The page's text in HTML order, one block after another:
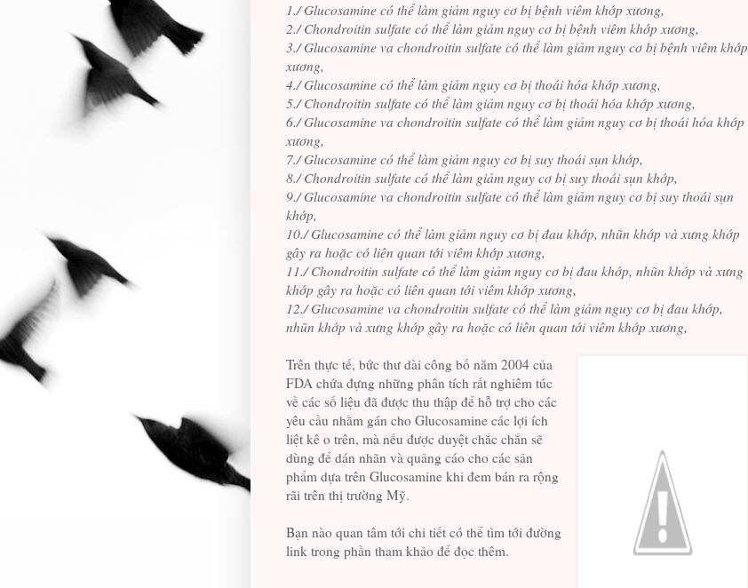
1./ Glucosamine có thể làm giảm nguy cơ bị bệnh viêm khớp xương,
2./ Chondroitin sulfate có thể làm giảm nguy cơ bị bệnh viêm khớp xương,
3./ Glucosamine va chondroitin sulfate có thể làm giảm nguy cơ bị bệnh viêm khớp
xương,
4./ Glucosamine có thể làm giảm nguy cơ bị thoái hóa khớp xương,
5./ Chondroitin sulfate có thể làm giảm nguy cơ bị thoái hóa khớp xương,
6./ Glucosamine va chondroitin sulfate có thể làm giảm nguy cơ bị thoái hóa khớp
xương,
7./ Glucosamine có thể làm giảm nguy cơ bị suy thoái sụn khớp,
8./ Chondroitin sulfate có thể làm giảm nguy cơ bị suy thoái sụn khớp,
9./ Glucosamine va chondroitin sulfate có thể làm giảm nguy cơ bị suy thoái sụn
khớp,
10./ Glucosamine có thể làm giảm nguy cơ bị đau khớp, nhũn khớp và xưng khớp
gây ra hoặc có liên quan tới viêm khớp xương,
11./ Chondroitin sulfate có thể làm giảm nguy cơ bị đau khớp, nhũn khớp và xưng
khớp gây ra hoặc có liên quan tới viêm khớp xương,
12./ Glucosamine va chondroitin sulfate có thể làm giảm nguy cơ bị đau khớp,
nhũn khớp và xưng khớp gây ra hoặc có liên quan tới viêm khớp xương,
Trên thực tế, bức thư dài công bố năm 2004 của
FDA chứa đựng những phân tích rất nghiêm túc
về các số liệu đã được thu thập để hỗ trợ cho các
yêu cầu nhằm gán cho Glucosamine các lợi ích
liệt kê o trên, mà nếu được duyệt chắc chắn sẽ
dùng để dán nhãn và quảng cáo cho các sản
phẩm dựa trên Glucosamine khi đem bán ra rộng
rãi trên thị trường Mỹ.
Bạn nào quan tâm tới chi tiết có thể tìm tới đường
link trong phần tham khảo để đọc thêm.